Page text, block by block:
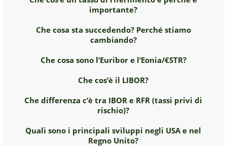
importante?
Che cosa sta succedendo? Perché stiamo
cambiando?
Che cosa sono l’Euribor e l’Eonia/€STR?
Che cos’è il LIBOR?
Che differenza c’è tra IBOR e RFR (tassi privi di
rischio)?
Quali sono i principali sviluppi negli USA e nel
Regno Unito?